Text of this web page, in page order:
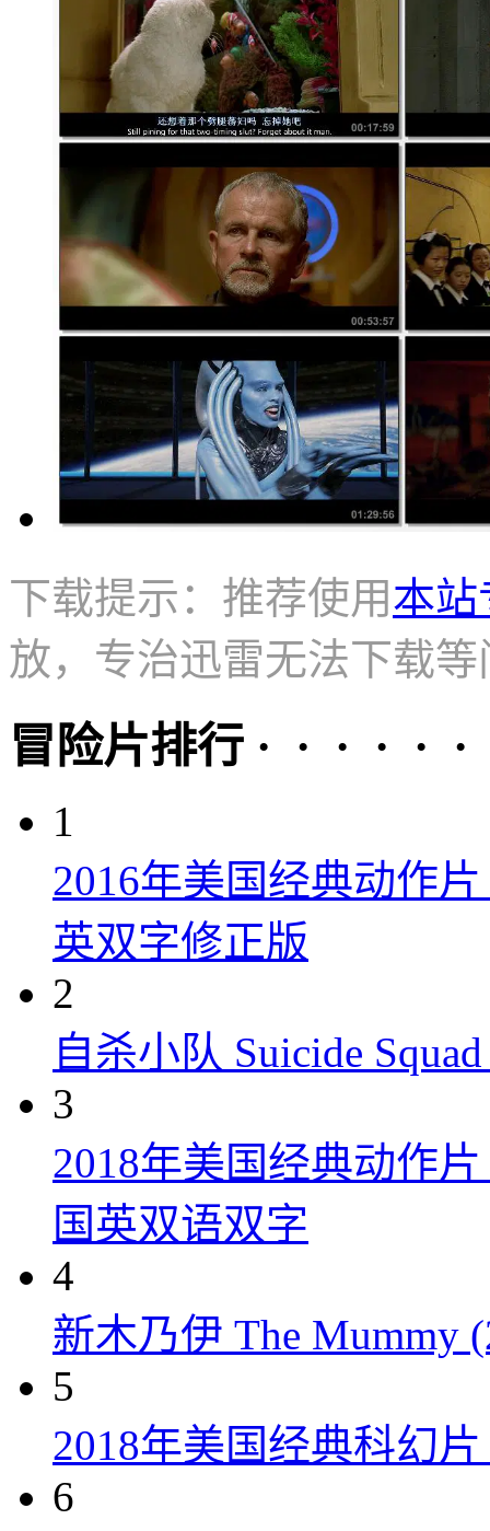
下载提示：推荐使用本站
放，专治迅雷无法下载等
冒险片排行 · · · · · ·
1
2016年美国经典动作
英双字修正版
2
自杀小队 Suicide
3
2018年美国经典动作
国英双语双字
4
新木乃伊 The Mummy
5
2018年美国经典科幻
6